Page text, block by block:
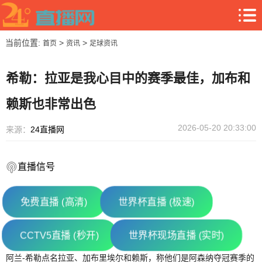
当前位置: 首页> 资讯> 足球资讯
希勒：拉亚是我心目中的赛季最佳，加布和
赖斯也非常出色
来源： 24直播网 2026-05-20 20:33:00
直播信号
免费直播 (高清) 世界杯直播 (极速)
CCTV5直播 (秒开) 世界杯现场直播 (实时)
阿兰-希勒点名拉亚、加布里埃尔和赖斯，称他们是阿森纳夺冠赛季的